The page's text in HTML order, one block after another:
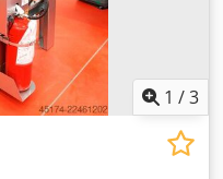
1 /3